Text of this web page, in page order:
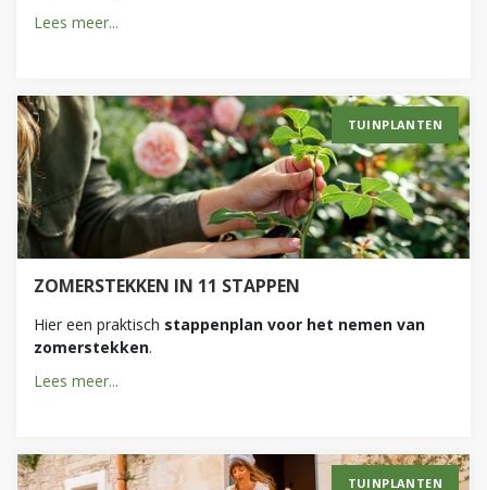
Lees meer...
ZOMERSTEKKEN IN 11 STAPPEN
Hier een praktisch stappenplan voor het nemen van
zomerstekken.
Lees meer...
TUINPLANTEN
TUINPLANTEN